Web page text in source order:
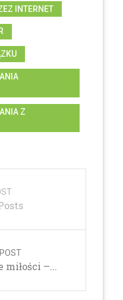
INTERNET
Z
–...